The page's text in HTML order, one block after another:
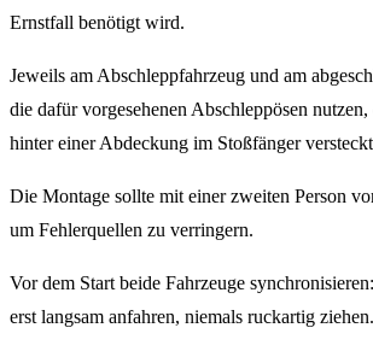
Ernstfall benötigt wird.
Jeweils am Abschleppfahrzeug und am
die dafür vorgesehenen Abschleppösen nutzen,
hinter einer Abdeckung im Stoßfänger
Die Montage sollte mit einer zweiten Person
um Fehlerquellen zu verringern.
Vor dem Start beide Fahrzeuge
erst langsam anfahren, niemals ruckartig ziehen.